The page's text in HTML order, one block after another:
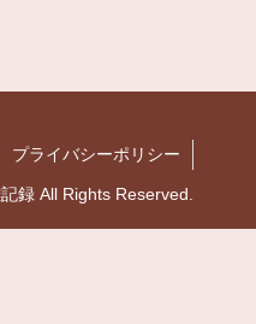
プライバシーポリシー
録 All Rights Reserved.